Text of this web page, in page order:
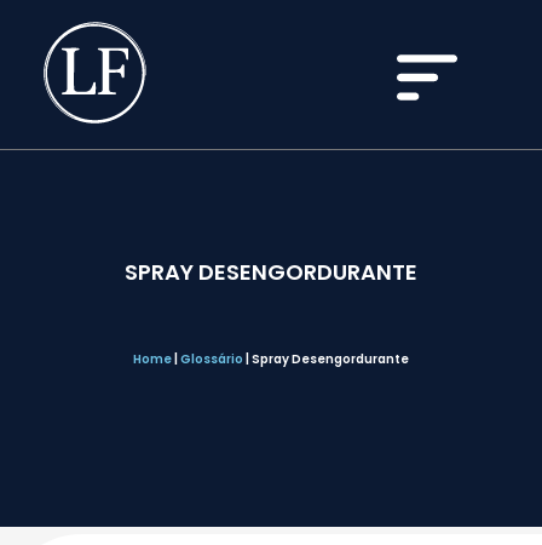
SPRAY DESENGORDURANTE
Home Glossário Spray Desengordurante